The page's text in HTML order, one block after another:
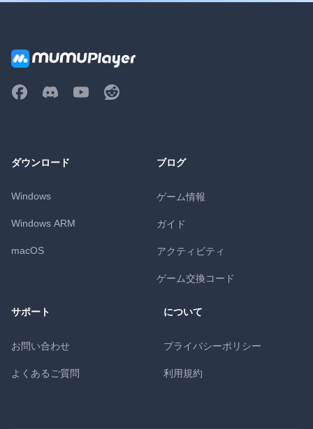
ダウンロード
Windows
Windows ARM
macOS
ブログ
ゲーム情報
ガイド
アクティビティ
ゲーム交換コード
サポート
お問い合わせ
よくあるご質問
について
プライバシーポリシー
利用規約